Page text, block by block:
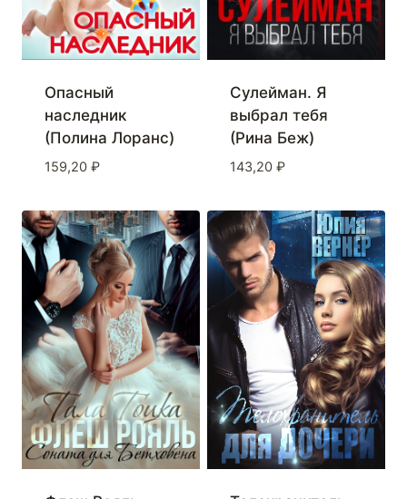
Опасный
наследник
(Полина Лоранс)
159,20 ₽
Сулейман. Я
выбрал тебя
(Рина Беж)
143,20 ₽